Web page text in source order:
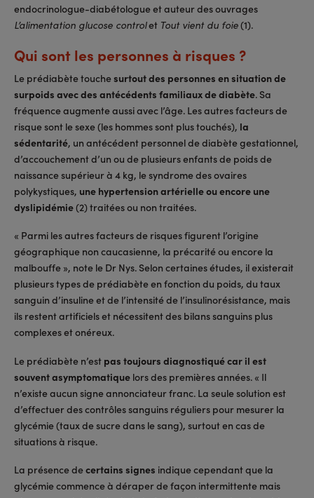
endocrinologue-diabétologue et auteur des ouvrages
L’alimentation glucose controlet Tout vient du foie(1).
Qui sont les personnes à risques ?
Le prédiabète touchesurtout des personnes en situation de
surpoids avec des antécédents familiaux de diabète. Sa
fréquence augmente aussi avec l’âge. Les autres facteurs de
risque sont le sexe (les hommes sont plus touchés), la
sédentarité, un antécédent personnel de diabète gestationnel,
d’accouchement d’un ou de plusieurs enfants de poids de
naissance supérieur à 4 kg, le syndrome des ovaires
polykystiques, une hypertension artérielle ou encore une
dyslipidémie(2) traitées ou non traitées.
« Parmi les autres facteurs de risques figurent l’origine
géographique non caucasienne, la précarité ou encore la
malbouffe », note le Dr Nys. Selon certaines études, il existerait
plusieurs types de prédiabète en fonction du poids, du taux
sanguin d’insuline et de l’intensité de l’insulinorésistance, mais
ils restent artificiels et nécessitent des bilans sanguins plus
complexes et onéreux.
Le prédiabète n’est pas toujours diagnostiqué car il est
souvent asymptomatique lors des premières années. « Il
n’existe aucun signe annonciateur franc. La seule solution est
d’effectuer des contrôles sanguins réguliers pour mesurer la
glycémie (taux de sucre dans le sang), surtout en cas de
situations à risque.
La présence decertains signes indique cependant que la
glycémie commence à déraper de façon intermittente mais